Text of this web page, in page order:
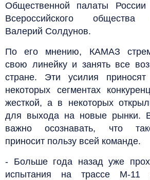
Общественной палаты России
Всероссийского общества
Валерий Солдунов.
По его мнению, КАМАЗ
свою линейку и занять все
стране. Эти усилия
некоторых сегментах
жесткой, а в некоторых
для выхода на новые рынки. В
важно осознавать, что
приносит пользу всей команде.
- Больше года назад уже
испытания на трассе М-